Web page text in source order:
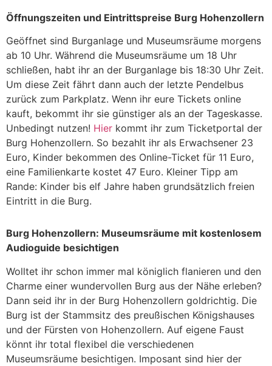
Öffnungszeiten und Eintrittspreise Burg Hohenzollern
Geöffnet sind Burganlage und Museumsräume morgens
ab 10 Uhr. Während die Museumsräume um 18 Uhr
schließen, habt ihr an der Burganlage bis 18:30 Uhr Zeit.
Um diese Zeit fährt dann auch der letzte Pendelbus
zurück zum Parkplatz. Wenn ihr eure Tickets online
kauft, bekommt ihr sie günstiger als an der Tageskasse.
Unbedingt nutzen! Hier kommt ihr zum Ticketportal der
Burg Hohenzollern. So bezahlt ihr als Erwachsener 23
Euro, Kinder bekommen des Online-Ticket für 11 Euro,
eine Familienkarte kostet 47 Euro. Kleiner Tipp am
Rande: Kinder bis elf Jahre haben grundsätzlich freien
Eintritt in die Burg.
Burg Hohenzollern: Museumsräume mit kostenlosem
Audioguide besichtigen
Wolltet ihr schon immer mal königlich flanieren und den
Charme einer wundervollen Burg aus der Nähe erleben?
Dann seid ihr in der Burg Hohenzollern goldrichtig. Die
Burg ist der Stammsitz des preußischen Königshauses
und der Fürsten von Hohenzollern. Auf eigene Faust
könnt ihr total flexibel die verschiedenen
Museumsräume besichtigen. Imposant sind hier der